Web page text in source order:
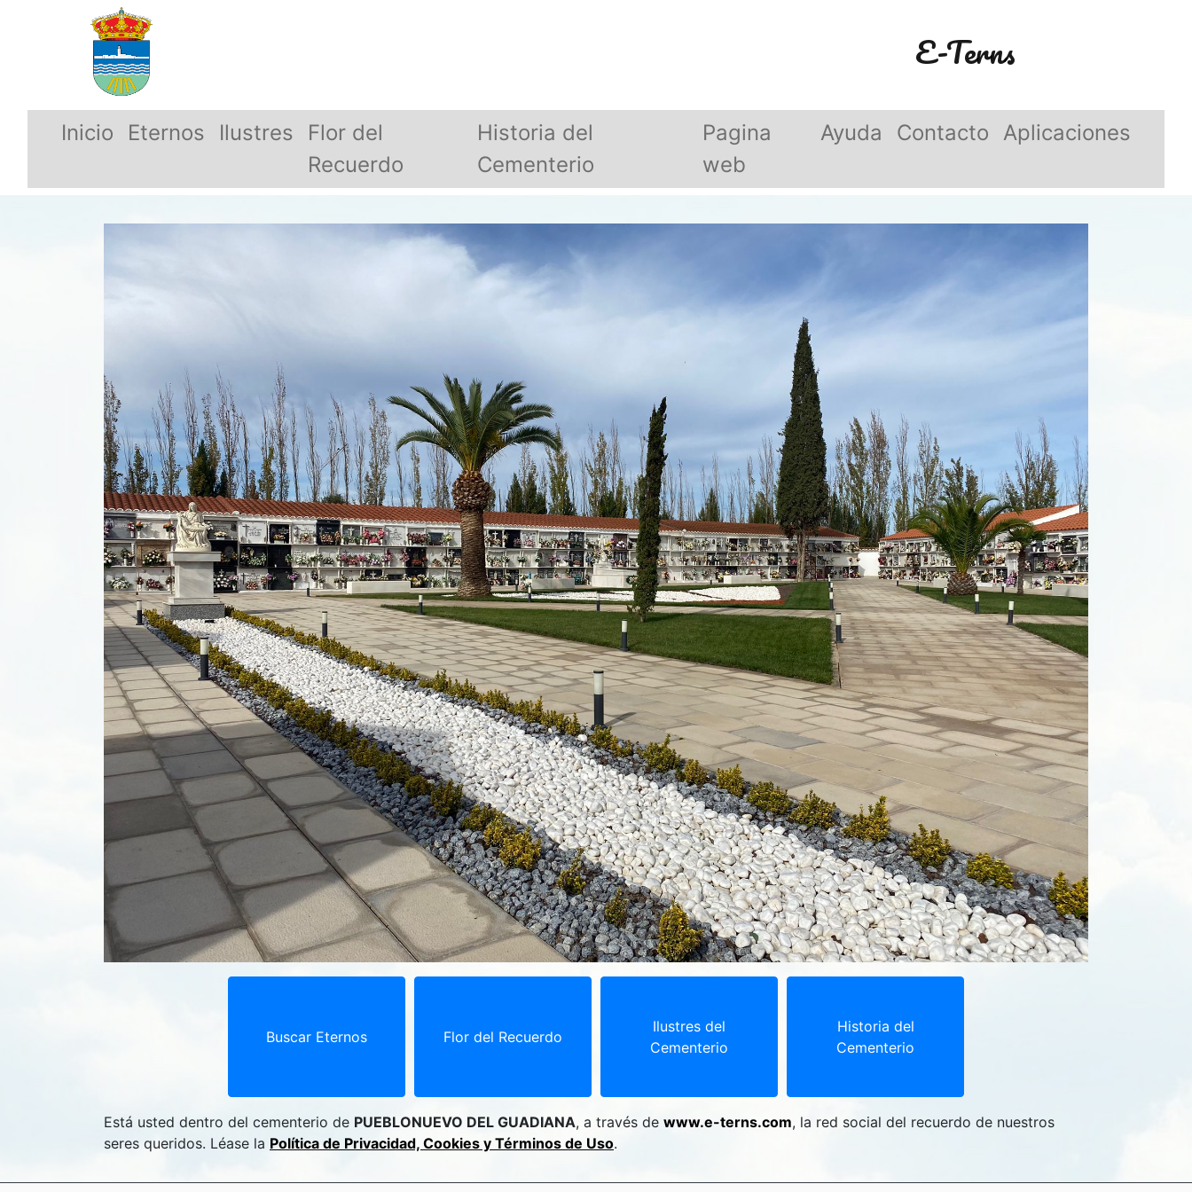
E-Terns
Inicio Eternos Ilustres
Flor del
Recuerdo
Historia del
Cementerio
Pagina
web
Ayuda Contacto Aplicaciones
Buscar Eternos Flor del Recuerdo
Ilustres del
Cementerio
Historia del
Cementerio
Está usted dentro del cementerio de PUEBLONUEVO DEL GUADIANA, a través de www.e-terns.com, la red social del recuerdo de nuestros
seres queridos. Léase la Política de Privacidad, Cookies y Términos de Uso.